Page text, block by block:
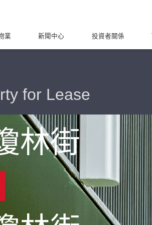
業 新聞中心 投資者關係
for Lease
林街